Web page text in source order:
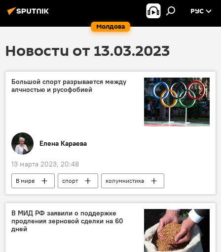
Молдова
РУС
Новости от 13.03.2023
Большой спорт разрывается между
алчностью и русофобией
Елена Караева
13 марта 2023, 20:48
В мире спорт колумнистика
В МИД РФ заявили о поддержке
продления зерновой сделки на 60
дней